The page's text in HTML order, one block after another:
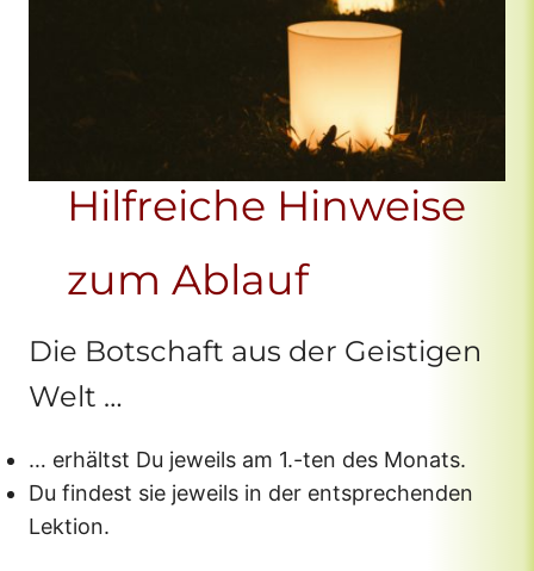
Hilfreiche Hinweise
zum Ablauf
Die Botschaft aus der Geistigen
Welt …
… erhältst Du jeweils am 1.-ten des Monats.
Du findest sie jeweils in der entsprechenden
Lektion.